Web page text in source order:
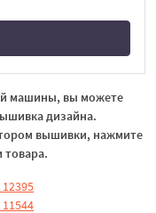
машины, вы можете
дизайна.
вышивки, нажмите
товара.